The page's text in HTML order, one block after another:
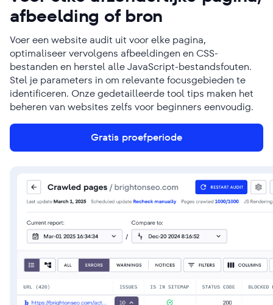
afbeelding of bron
Voer een website audit uit voor elke pagina,
optimaliseer vervolgens afbeeldingen en CSS-
bestanden en herstel alle JavaScript-bestandsfouten.
Stel je parameters in om relevante focusgebieden te
identificeren. Onze gedetailleerde tool tips maken het
beheren van websites zelfs voor beginners eenvoudig.
Gratis proefperiode